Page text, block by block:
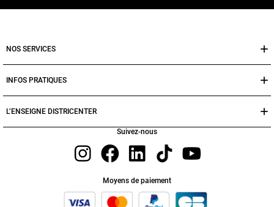
NOS SERVICES
INFOS PRATIQUES
L’ENSEIGNE DISTRICENTER
Suivez-nous
Moyens de paiement